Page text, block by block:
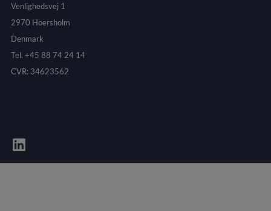
Venlighedsvej 1
2970 Hoersholm
Denmark
Tel. +45 88 74 24 14
CVR: 34623562